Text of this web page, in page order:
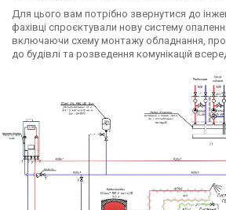
Для цього вам потрібно звернутися до
фахівці спроєктували нову систему
включаючи схему монтажу обладнання,
до будівлі та розведення комунікацій